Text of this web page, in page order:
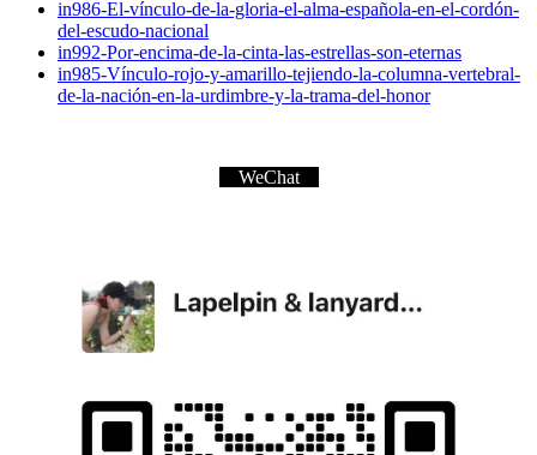
in986-El-vínculo-de-la-gloria-el-alma-española-en-el-cordón-
del-escudo-nacional
in992-Por-encima-de-la-cinta-las-estrellas-son-eternas
in985-Vínculo-rojo-y-amarillo-tejiendo-la-columna-vertebral-
de-la-nación-en-la-urdimbre-y-la-trama-del-honor
WeChat